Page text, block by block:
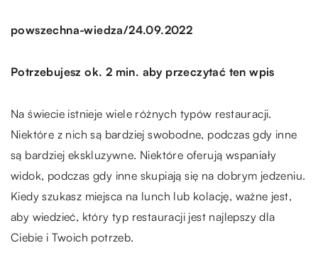
powszechna-wiedza/24.09.2022
Potrzebujesz ok. 2 min. aby przeczytać ten wpis
Na świecie istnieje wiele różnych typów restauracji.
Niektóre z nich są bardziej swobodne, podczas gdy inne
są bardziej ekskluzywne. Niektóre oferują wspaniały
widok, podczas gdy inne skupiają się na dobrym jedzeniu.
Kiedy szukasz miejsca na lunch lub kolację, ważne jest,
aby wiedzieć, który typ restauracji jest najlepszy dla
Ciebie i Twoich potrzeb.